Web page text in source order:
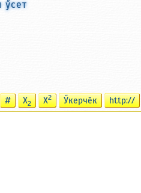
# X2 X2 Ӳкерчӗк http://